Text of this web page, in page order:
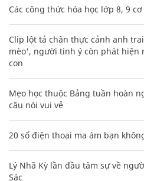
Các công thức hóa học lớp 8, 9
Clip lột tả chân thực cảnh anh
mèo', người tinh ý còn phát hiện
con
Mẹo học thuộc Bảng tuần hoàn
câu nói vui vẻ
20 số điện thoại ma ám bạn
Lý Nhã Kỳ lần đầu tâm sự về
Sác